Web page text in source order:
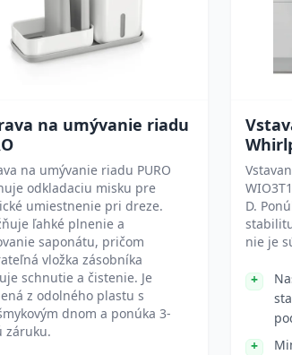
na umývanie riadu
na umývanie riadu PURO
odkladaciu misku pre
umiestnenie pri dreze.
ľahké plnenie a
saponátu, pričom
vložka zásobníka
schnutie a čistenie. Je
z odolného plastu s
dnom a ponúka 3-
záruku.
D.
nie je